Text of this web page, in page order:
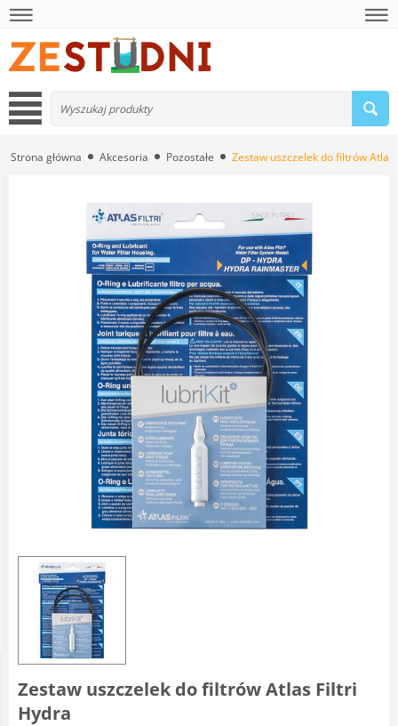
Strona główna Akcesoria Pozostałe Zestaw uszczelek do filtrów
Zestaw uszczelek do filtrów Atlas Filtri
Hydra